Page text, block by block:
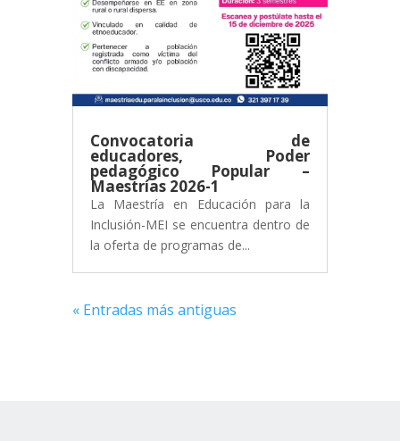
Convocatoria de
educadores, Poder
pedagógico Popular –
Maestrías 2026-1
La Maestría en Educación para la
Inclusión-MEI se encuentra dentro de
la oferta de programas de...
« Entradas más antiguas